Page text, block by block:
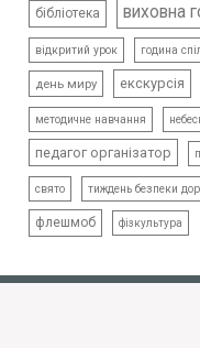
бібліотека виховна
відкритий урок година
день миру екскурсія
методичне навчання
педагог організатор
свято тиждень безпеки
флешмоб фізкультура